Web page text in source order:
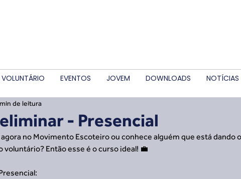
VOLUNTÁRIO EVENTOS JOVEM DOWNLOADS NOTÍCIAS
- Presencial
de leitura
no Movimento Escoteiro ou conhece alguém que está dando
voluntário? Então esse é o curso ideal! 💼